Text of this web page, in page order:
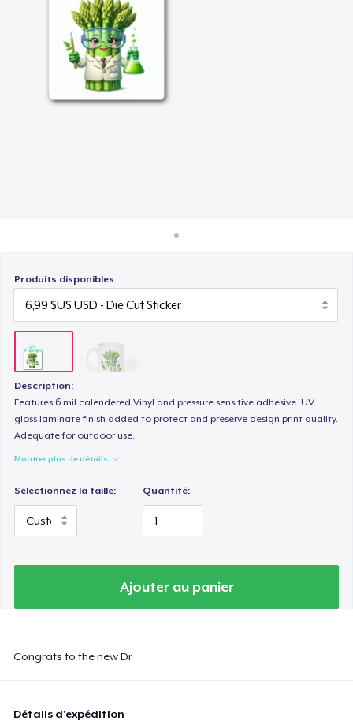
Vendre n'importe quoi
Produits disponibles
Description:
Features 6 mil calendered Vinyl and pressure sensitive adhesive. UV
gloss laminate finish added to protect and preserve design print quality.
Adequate for outdoor use.
Montrer plus de détails
Sélectionnez la taille: Quantité:
Ajouter au panier
Congrats to the new Dr
Détails d'expédition